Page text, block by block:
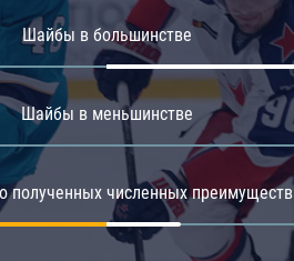
Юлаев
Шайбы в большинстве
Шайбы в меньшинстве
полученных численных преимуществ